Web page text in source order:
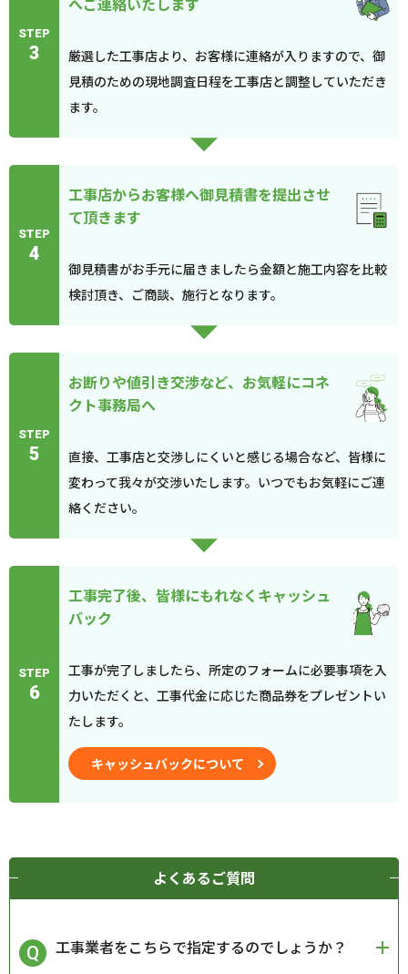
STEP
3
厳選した工事店より、お客様に連絡が入りますので、御
見積のための現地調査日程を工事店と調整していただき
ます。
STEP
4
工事店からお客様へ御見積書を提出させ
て頂きます
御見積書がお手元に届きましたら金額と施工内容を比較
検討頂き、ご商談、施行となります。
STEP
5
お断りや値引き交渉など、お気軽にコネ
クト事務局へ
直接、工事店と交渉しにくいと感じる場合など、皆様に
変わって我々が交渉いたします。いつでもお気軽にご連
絡ください。
STEP
6
工事完了後、皆様にもれなくキャッシュ
バック
工事が完了しましたら、所定のフォームに必要事項を入
力いただくと、工事代金に応じた商品券をプレゼントい
たします。
キャッシュバックについて
よくあるご質問
工事業者をこちらで指定するのでしょうか？